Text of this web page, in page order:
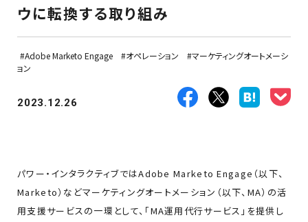
ウに転換する取り組み
Adobe Marketo Engage オペレーション
マーケティングオートメーシ
ョン
2023.12.26
パワー・インタラクティブではAdobe Marketo Engage（以下、
Marketo）などマーケティングオートメーション（以下、MA）の活
用支援サービスの一環として、「MA運用代行サービス」を提供し